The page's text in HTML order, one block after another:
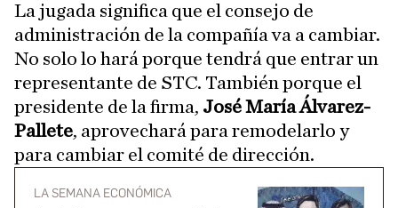
La jugada significa que el consejo de
administración de la compañía va a cambiar.
No solo lo hará porque tendrá que entrar un
representante de STC. También porque el
presidente de la firma, José María Álvarez-
Pallete, aprovechará para remodelarlo y
para cambiar el comité de dirección.
LA SEMANA ECONÓMICA